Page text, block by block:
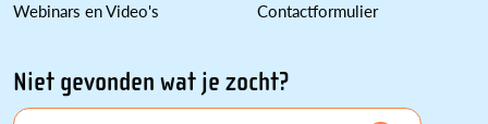
Webinars en Video's
Contactformulier
Niet gevonden wat je zocht?